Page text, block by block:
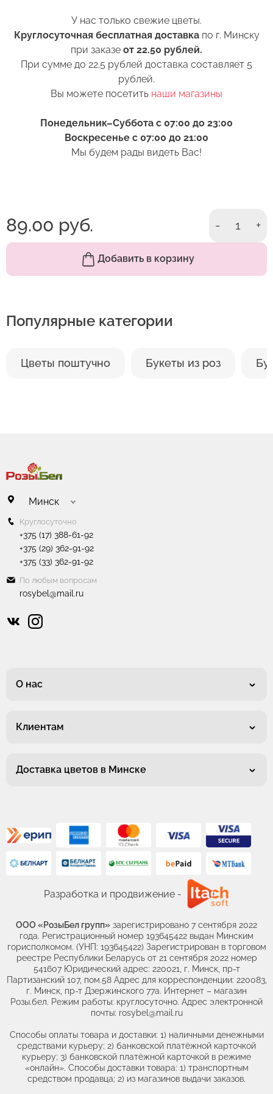
У нас только свежие цветы.
Круглосуточная бесплатная доставкапо г. Минску
при заказе от 22.50 рублей.
При сумме до 22.5 рублей доставка составляет 5
рублей.
Вы можете посетить наши магазины
Понедельник–Суббота с 07:00 до 23:00
Воскресенье с 07:00 до 21:00
Мы будем рады видеть Вас!
89.00 руб. - 1 +
Добавить в корзину
Оставить отзыв
или секатором.
6. Перед тем как поставить цветы в вазу,
нижние листья следует удалить. Если они
попадут в воду, то начнут гнить и в воде
появятся продукты разложения. Это тоже
7. Выбирая место размещения букета в доме,
избегайте близости отопительных приборов.
Популярные категории
Цветы поштучно Букеты из роз
Минск
Круглосуточно
+375 (17) 388-61-92
+375 (29) 362-91-92
+375 (33) 362-91-92
По любым вопросам
rosybel@mail.ru
О нас
Клиентам
Доставка цветов в Минске
Разработка и продвижение -
ООО «РозыБел групп» зарегистрировано 7 сентября 2022
года. Регистрационный номер 193645422 выдан Минским
горисполкомом. (УНП: 193645422) Зарегистрирован в торговом
реестре Республики Беларусь от 21 сентября 2022 номер
541607 Юридический адрес: 220021, г. Минск, пр-т
Партизанский 107, пом.58 Адрес для корреспонденции: 220083,
г. Минск, пр-т Дзержинского 77а. Интернет – магазин
Розы.бел. Режим работы: круглосуточно. Адрес электронной
почты: rosybel@mail.ru
Способы оплаты товара и доставки: 1) наличными денежными
средствами курьеру; 2) банковской платёжной карточкой
курьеру; 3) банковской платёжной карточкой в режиме
«онлайн». Способы доставки товара: 1) транспортным
средством продавца; 2) из магазинов выдачи заказов.